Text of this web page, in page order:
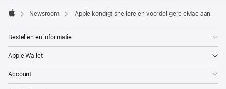
Footer

Newsroom Apple kondigt snellere en voordeligere eMac aan
Bestellen en informatie
Apple Wallet
Account